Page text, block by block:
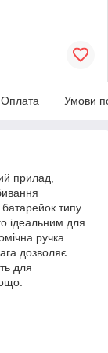
Оплата Умови
прилад,
батарейок типу
ідеальним для
ручка
дозволяє
для